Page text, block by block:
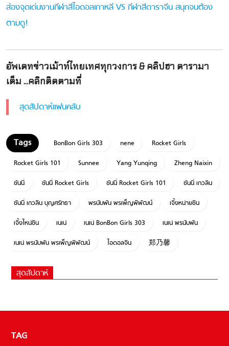
ส่องจุดเด่นงานกีฬาสีไอดอลเกาหลี VS กีฬาสีดาราจีน สนุกจนต้อง
ตามดู!
อัพเดทข่าวเม้าท์ไทยเทศทุกวงการ & คลิปฮา ดารามา
เต็ม ...คลิกติดตามที่
สุดสัปดาห์แฟนคลับ
BonBon Girls 303 nene
Rocket Girls
Rocket Girls 101
Sunnee Yang Yunqing
Zheng Naixin
ซันนี่
ซันนี่ Rocket Girls ซันนี่ Rocket Girls 101
ซันนี่ เกวลิน
ซันนี่ เกวลิน บุญศรัทธา
พรนับพัน พรเพ็ญพิพัฒน์
เจิ้งหน่ายซิน
เจิ้งไหน่ซิน
เนเน่ เนเน่ BonBon Girls 303
เนเน่ พรนับพัน
เนเน่ พรนับพัน พรเพ็ญพิพัฒน์
ไอดอลจีน 郑乃馨
สุดสัปดาห์
TAG